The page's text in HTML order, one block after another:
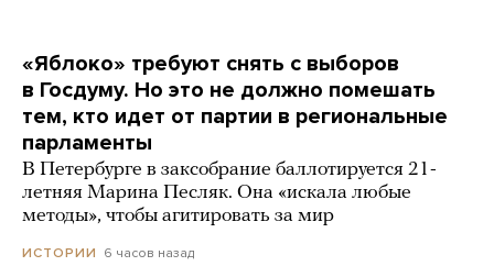
«Яблоко» требуют снять с выборов
в Госдуму. Но это не должно помешать
тем, кто идет от партии в региональные
парламенты
В Петербурге в заксобрание баллотируется 21-
летняя Марина Песляк. Она «искала любые
методы», чтобы агитировать за мир
ИСТОРИИ 6 часов назад